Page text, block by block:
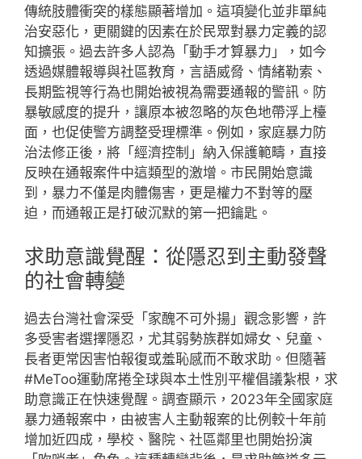
傳統肢體衝突的樣態顯著增加。這項變化並非單純
治安惡化，更關鍵的因素在於民眾對暴力定義的認
知擴張。過去許多人認為「動手才算暴力」，如今
透過媒體報導與社區教育，言語威脅、情緒勒索、
長期監視等行為也開始被視為需要通報的警訊。防
暴敏感度的提升，讓原本被忽略的灰色地帶浮上檯
面，也促使警方調整受理標準。例如，家庭暴力防
治法修正後，將「經濟控制」納入保護範疇，直接
反映在通報案件中這類型的激增。市民開始意識
到，暴力不僅是肉體傷害，更是權力不對等的壓
迫，而通報正是打破沉默的第一把鑰匙。
求助意識覺醒：從隱忍到主動發聲
的社會轉變
過去台灣社會深受「家醜不可外揚」觀念影響，許
多受害者選擇隱忍，尤其弱勢族群如婦女、兒童、
長者更常因害怕報復或羞恥感而不敢求助。但隨著
#MeToo運動席捲全球與本土性別平權倡議紮根，求
助意識正在快速覺醒。調查顯示，2023年全國家庭
暴力通報案中，由被害人主動報案的比例較十年前
增加近四成，學校、醫院、社區鄰里也開始扮演